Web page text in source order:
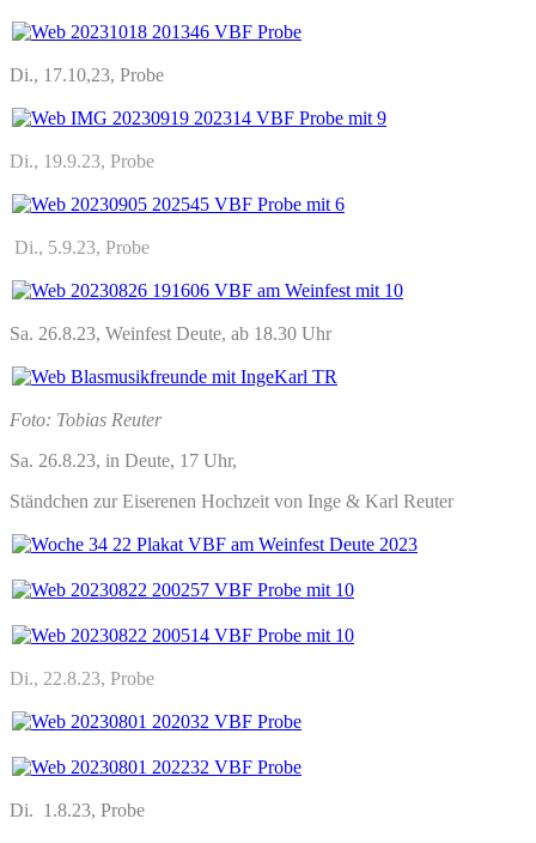
Di., 17.10,23, Probe
Di., 19.9.23, Probe
Di., 5.9.23, Probe
Sa. 26.8.23, Weinfest Deute, ab 18.30 Uhr
Foto: Tobias Reuter
Sa. 26.8.23, in Deute, 17 Uhr,
Ständchen zur Eiserenen Hochzeit von Inge & Karl Reuter
Di., 22.8.23, Probe
Di. 1.8.23, Probe